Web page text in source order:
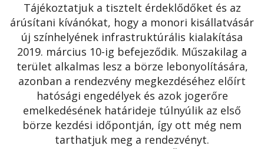
Tájékoztatjuk a tisztelt érdeklődőket és az
árúsítani kívánókat, hogy a monori kisállatvásár
új színhelyének infrastruktúrális kialakítása
2019. március 10-ig befejeződik. Műszakilag a
terület alkalmas lesz a börze lebonyolítására,
azonban a rendezvény megkezdéséhez előírt
hatósági engedélyek és azok jogerőre
emelkedésének határideje túlnyúlik az első
börze kezdési időpontján, így ott még nem
tarthatjuk meg a rendezvényt.